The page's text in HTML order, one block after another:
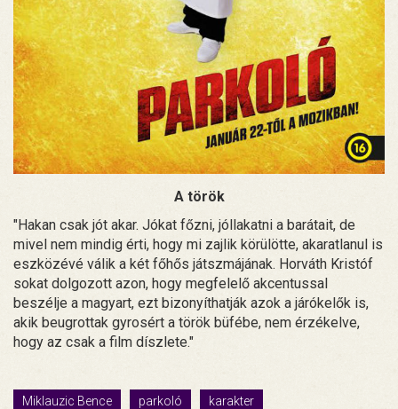
A török
"Hakan csak jót akar. Jókat főzni, jóllakatni a barátait, de
mivel nem mindig érti, hogy mi zajlik körülötte, akaratlanul is
eszközévé válik a két főhős játszmájának. Horváth Kristóf
sokat dolgozott azon, hogy megfelelő akcentussal
beszélje a magyart, ezt bizonyíthatják azok a járókelők is,
akik beugrottak gyrosért a török büfébe, nem érzékelve,
hogy az csak a film díszlete."
Miklauzic Bence parkoló karakter